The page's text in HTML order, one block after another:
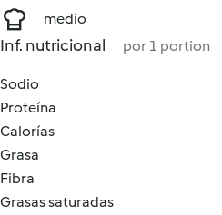
medio
Inf. nutricional por 1 portion
Sodio
Proteína
Calorías
Grasa
Fibra
Grasas saturadas